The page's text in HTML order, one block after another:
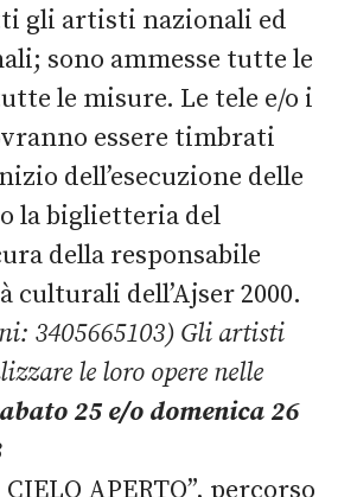
gli artisti nazionali ed
sono ammesse tutte le
le misure. Le tele e/o i
essere timbrati
dell’esecuzione delle
la biglietteria del
della responsabile
culturali dell’Ajser 2000.
3405665103) Gli artisti
le loro opere nelle
25 e/o domenica 26